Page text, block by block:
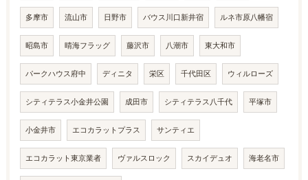
多摩市 流山市 日野市 バウス川口新井宿 ルネ市原八幡宿
昭島市 晴海フラッグ 藤沢市 八潮市 東大和市
パークハウス府中 ディニタ 栄区 千代田区 ウィルローズ
シティテラス小金井公園 成田市 シティテラス八千代 平塚市
小金井市 エコカラットプラス サンティエ
エコカラット東京業者 ヴァルスロック スカイデュオ 海老名市